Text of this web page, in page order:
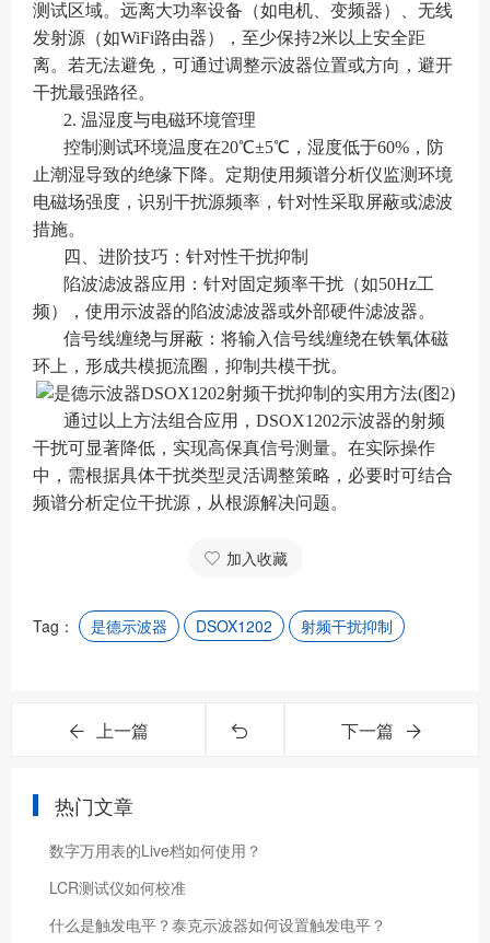
测试区域。远离大功率设备（如电机、变频器）、无线
发射源（如WiFi路由器），至少保持2米以上安全距
离。若无法避免，可通过调整示波器位置或方向，避开
干扰最强路径。
2. 温湿度与电磁环境管理
控制测试环境温度在20℃±5℃，湿度低于60%，防
止潮湿导致的绝缘下降。定期使用频谱分析仪监测环境
电磁场强度，识别干扰源频率，针对性采取屏蔽或滤波
措施。
四、进阶技巧：针对性干扰抑制
陷波滤波器应用：针对固定频率干扰（如50Hz工
频），使用示波器的陷波滤波器或外部硬件滤波器。
信号线缠绕与屏蔽：将输入信号线缠绕在铁氧体磁
环上，形成共模扼流圈，抑制共模干扰。
通过以上方法组合应用，DSOX1202示波器的射频
干扰可显著降低，实现高保真信号测量。在实际操作
中，需根据具体干扰类型灵活调整策略，必要时可结合
频谱分析定位干扰源，从根源解决问题。
加入收藏
Tag： 是德示波器 DSOX1202 射频干扰抑制
上一篇 下一篇
热门文章
数字万用表的Live档如何使用？
LCR测试仪如何校准
什么是触发电平？泰克示波器如何设置触发电平？